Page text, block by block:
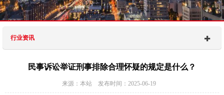
行业资讯
民事诉讼举证刑事排除合理怀疑的规定是什么？
来源：本站 发布时间：2025-06-19